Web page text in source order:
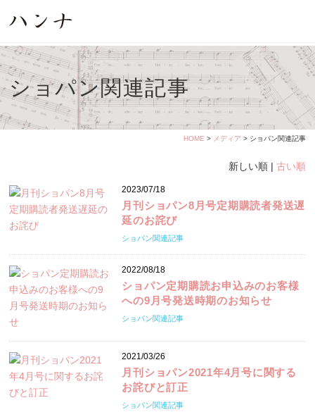
ショパン関連記事
HOME > メディア > ショパン関連記事
新しい順 | 古い順
2023/07/18
月刊ショパン8月号定期購読者発送遅
延のお詫び
ショパン関連記事
2022/08/18
ショパン定期購読お申込みのお客様
への9月号発送時期のお知らせ
ショパン関連記事
2021/03/26
月刊ショパン2021年4月号に関する
お詫びと訂正
ショパン関連記事